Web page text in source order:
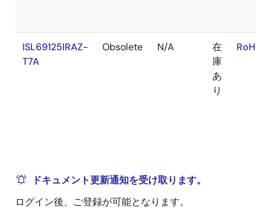
ISL69125IRAZ-
T7A
Obsolete N/A
在
庫
あ
り
ドキュメント更新通知を受け取ります。
ログイン後、ご登録が可能となります。